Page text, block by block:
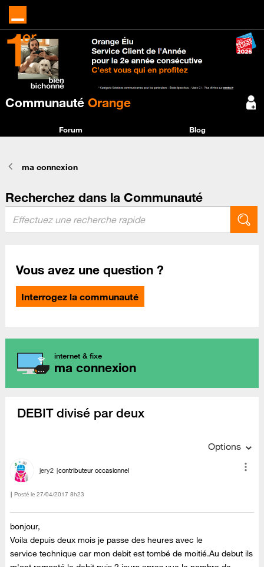
Communauté Orange
Forum Blog
ma connexion
Recherchez dans la Communauté
Vous avez une question ?
Interrogez la communauté
internet & fixe
ma connexion
DEBIT divisé par deux
Options
jery2 contributeur occasionnel
Posté le ‎27/04/2017 8h23
bonjour,
Voila depuis deux mois je passe des heures avec le
service technique car mon debit est tombé de moitié.Au debut ils